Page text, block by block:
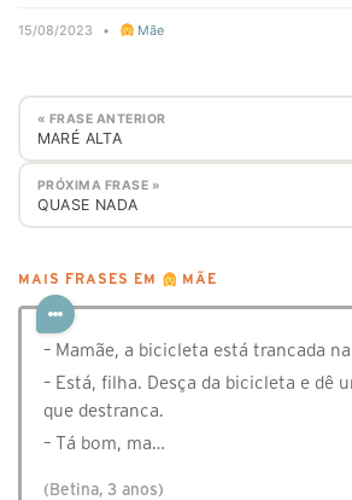
15/08/2023 • Mãe
« FRASE ANTERIOR
MARÉ ALTA
PRÓXIMA FRASE »
QUASE NADA
MAIS FRASES EM MÃE
– Mamãe, a bicicleta está trancada
– Está, filha. Desça da bicicleta e dê
que destranca.
– Tá bom, ma…
(Betina, 3 anos)